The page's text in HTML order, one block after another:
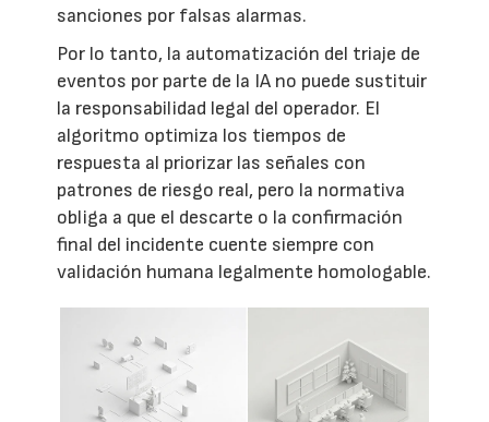
sanciones por falsas alarmas.
Por lo tanto, la automatización del triaje de
eventos por parte de la IA no puede sustituir
la responsabilidad legal del operador. El
algoritmo optimiza los tiempos de
respuesta al priorizar las señales con
patrones de riesgo real, pero la normativa
obliga a que el descarte o la confirmación
final del incidente cuente siempre con
validación humana legalmente homologable.